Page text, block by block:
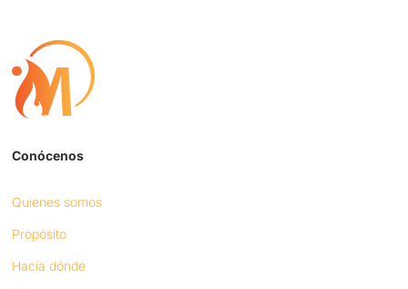
Conócenos
Quienes somos
Propósito
Hacia dónde